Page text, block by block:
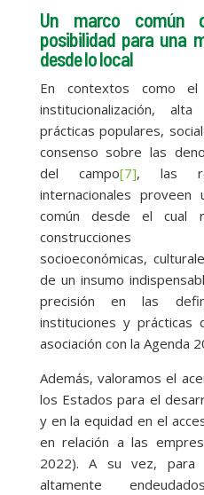
Un marco común
posibilidad para una
desde lo local
En contextos como el
institucionalización,
prácticas populares,
consenso sobre las
del campo[7], las
internacionales
común desde el cual
construcciones
socioeconómicas,
de un insumo
precisión en las
instituciones y prácticas
asociación con la Agenda
Además, valoramos el
los Estados para el
y en la equidad en el
en relación a las
2022). A su vez, para
altamente